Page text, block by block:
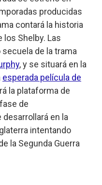
producidas
contará la historia
los Shelby. Las
de la trama
, y se situará en la
esperada película de
la plataforma de
de
en la
intentando
la Segunda Guerra